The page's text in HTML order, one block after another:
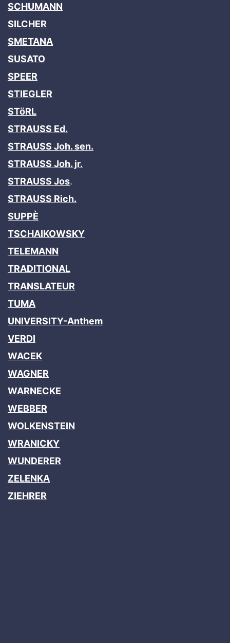
SCHUMANN
SILCHER
SMETANA
SUSATO
SPEER
STIEGLER
STöRL
STRAUSS Ed.
STRAUSS Joh. sen.
STRAUSS Joh. jr.
STRAUSS Jos.
STRAUSS Rich.
SUPPÈ
TSCHAIKOWSKY
TELEMANN
TRADITIONAL
TRANSLATEUR
TUMA
UNIVERSITY-Anthem
VERDI
WACEK
WAGNER
WARNECKE
WEBBER
WOLKENSTEIN
WRANICKY
WUNDERER
ZELENKA
ZIEHRER